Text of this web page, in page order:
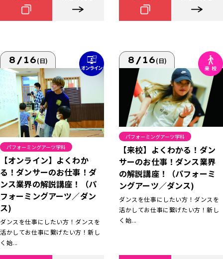
8/16(日)
パフォーミングアーツ学科
【オンライン】よくわか
る！ダンサーのお仕事！ダ
ンス業界の解説講座！（パ
フォーミングアーツ／ダン
ス)
ダンスを仕事にしたい方！ダンスを
活かしてお仕事に繋げたい方！新し
く始...
8/16(日)
パフォーミングアーツ学科
【来校】よくわかる！ダン
サーのお仕事！ダンス業界
の解説講座！（パフォーミ
ングアーツ／ダンス)
ダンスを仕事にしたい方！ダンスを
活かしてお仕事に繋げたい方！新し
く始...